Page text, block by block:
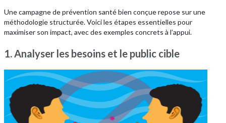
Une campagne de prévention santé bien conçue repose sur une
méthodologie structurée. Voici les étapes essentielles pour
maximiser son impact, avec des exemples concrets à l’appui.
1. Analyser les besoins et le public cible